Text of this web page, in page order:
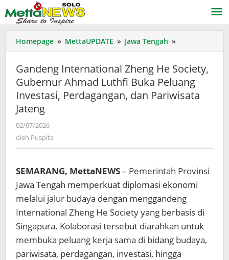
ke
konten
Homepage » MettaUPDATE » Jawa Tengah »
International
He
Society,
Gubernur
Investasi,
dan
Pariwisata
Jateng
Gandeng International Zheng He Society,
Gubernur Ahmad Luthfi Buka Peluang
Investasi, Perdagangan, dan Pariwisata
Jateng
02/07/2026
oleh Puspita
SEMARANG, MettaNEWS– Pemerintah Provinsi
Jawa Tengah memperkuat diplomasi ekonomi
melalui jalur budaya dengan menggandeng
International Zheng He Society yang berbasis di
Singapura. Kolaborasi tersebut diarahkan untuk
membuka peluang kerja sama di bidang budaya,
pariwisata, perdagangan, investasi, hingga